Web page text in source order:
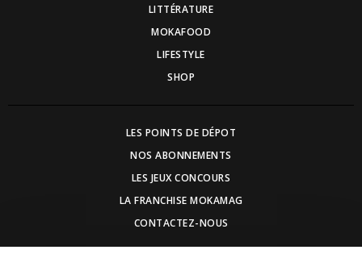
LITTÉRATURE
MOKAFOOD
LIFESTYLE
SHOP
LES POINTS DE DÉPOT
NOS ABONNEMENTS
LES JEUX CONCOURS
LA FRANCHISE MOKAMAG
CONTACTEZ-NOUS